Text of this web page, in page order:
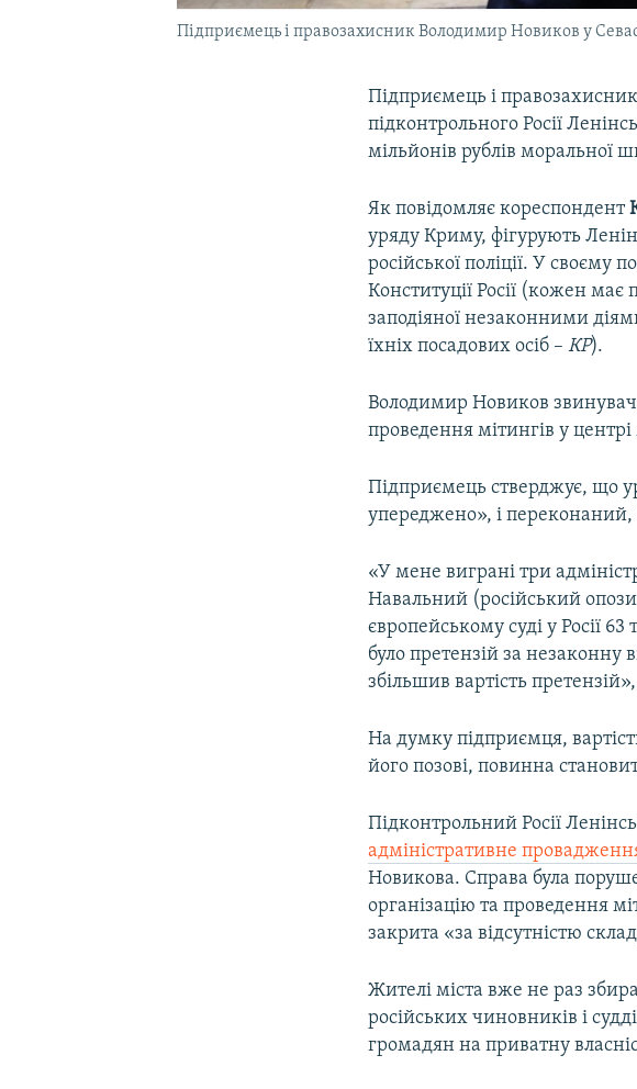
Підприємець і правозахисник Володимир Новиков у
Підприємець і
підконтрольного Росії
мільйонів рублів моральної
Як повідомляє кореспондент
уряду Криму, фігурують
російської поліції. У своєму
Конституції Росії (кожен
заподіяної незаконними
їхніх посадових осіб –КР).
Володимир Новиков
проведення мітингів у центрі
Підприємець стверджує, що
упереджено», і переконаний,
«У мене виграні три
Навальний (російський
європейському суді у Росії
було претензій за незаконну
збільшив вартість
На думку підприємця,
його позові, повинна
Підконтрольний Росії
адміністративне
Новикова. Справа була
організацію та проведення
закрита «за відсутністю
Жителі міста вже не раз
російських чиновників і
громадян на приватну